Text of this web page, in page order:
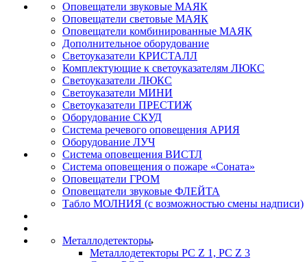
Оповещатели звуковые МАЯК
Оповещатели световые МАЯК
Оповещатели комбинированные МАЯК
Дополнительное оборудование
Светоуказатели КРИСТАЛЛ
Комплектующие к светоуказателям ЛЮКС
Светоуказатели ЛЮКС
Светоуказатели МИНИ
Светоуказатели ПРЕСТИЖ
Оборудование СКУД
Система речевого оповещения АРИЯ
Оборудование ЛУЧ
Система оповещения ВИСТЛ
Система оповещения о пожаре «Соната»
Оповещатели ГРОМ
Оповещатели звуковые ФЛЕЙТА
Табло МОЛНИЯ (с возможностью смены надписи)
Металлодетекторы
Металлодетекторы РС Z 1, PC Z 3